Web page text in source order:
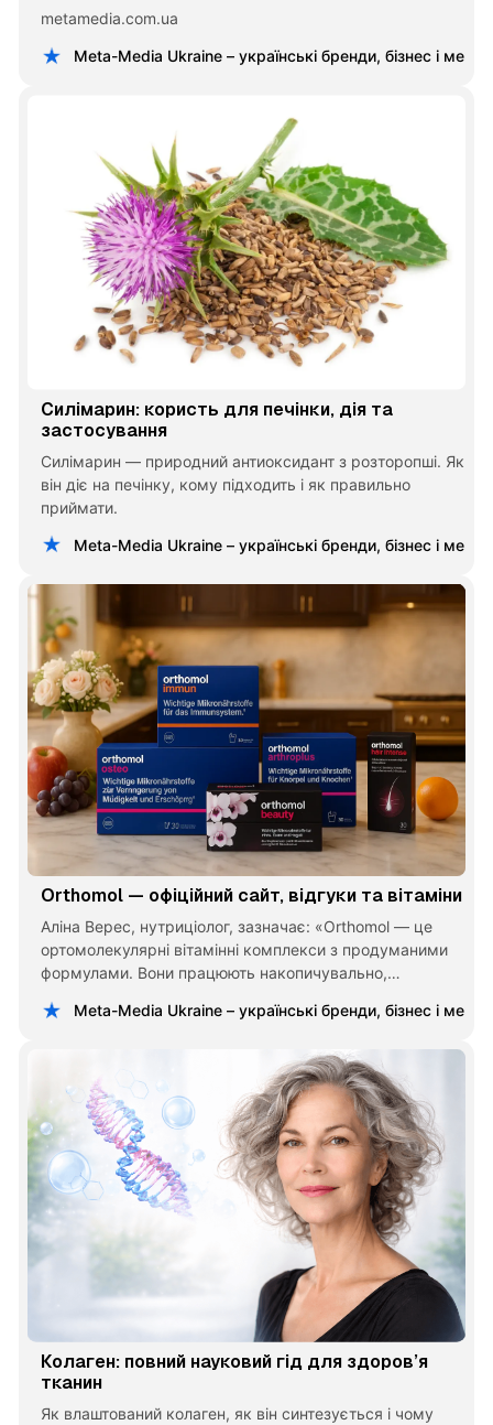
metamedia.com.ua
Meta-Media Ukraine – українські бренди, бізнес і
Силімарин: користь для печінки, дія та
застосування
Силімарин — природний антиоксидант з розторопші. Як
він діє на печінку, кому підходить і як правильно
приймати.
Meta-Media Ukraine – українські бренди, бізнес і
Orthomol — офіційний сайт, відгуки та вітаміни
Аліна Верес, нутриціолог, зазначає: «Orthomol — це
ортомолекулярні вітамінні комплекси з продуманими
формулами. Вони працюють накопичувально,
чоловіків і в періоди підвищеного навантаження.
Meta-Media Ukraine – українські бренди, бізнес і
Колаген: повний науковий гід для здоров’я
тканин
Як влаштований колаген, як він синтезується і чому